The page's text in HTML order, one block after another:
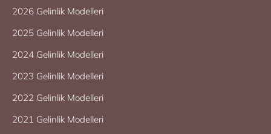
2026 Gelinlik Modelleri
2025 Gelinlik Modelleri
2024 Gelinlik Modelleri
2023 Gelinlik Modelleri
2022 Gelinlik Modelleri
2021 Gelinlik Modelleri